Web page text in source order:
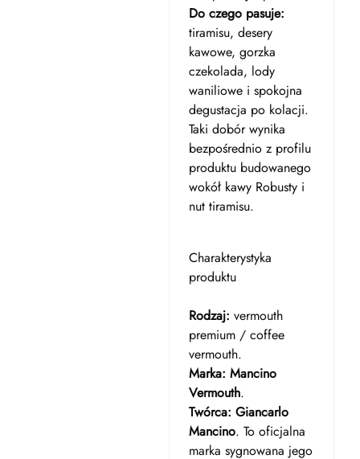
Do czego pasuje:
tiramisu, desery
kawowe, gorzka
czekolada, lody
waniliowe i spokojna
degustacja po kolacji.
Taki dobór wynika
bezpośrednio z profilu
produktu budowanego
wokół kawy Robusty i
nut tiramisu.
Charakterystyka
produktu
Rodzaj: vermouth
premium / coffee
vermouth.
Marka: Mancino
Vermouth.
Twórca: Giancarlo
Mancino. To oficjalna
marka sygnowana jego